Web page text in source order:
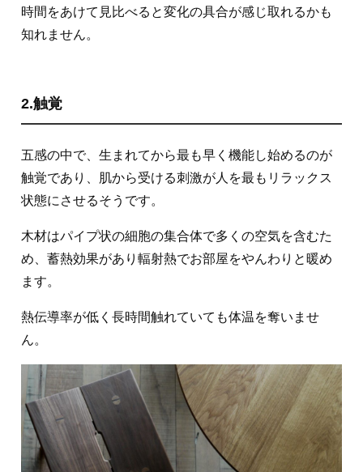
時間をあけて見比べると変化の具合が感じ取れるかも
知れません。
2.触覚
五感の中で、生まれてから最も早く機能し始めるのが
触覚であり、肌から受ける刺激が人を最もリラックス
状態にさせるそうです。
木材はパイプ状の細胞の集合体で多くの空気を含むた
め、蓄熱効果があり輻射熱でお部屋をやんわりと暖め
ます。
熱伝導率が低く長時間触れていても体温を奪いませ
ん。